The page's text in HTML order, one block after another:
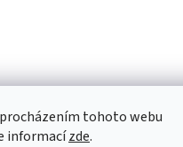
tohoto webu
informacízde.